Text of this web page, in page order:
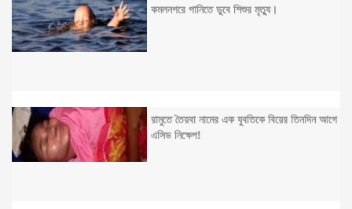
কমলনগরে পানিতে ডুবে শিশুর মৃত্যু।
রামুতে তৈয়বা নামের এক যুবতিকে বিয়ের তিনদিন আগে
এসিড নিক্ষেপ!